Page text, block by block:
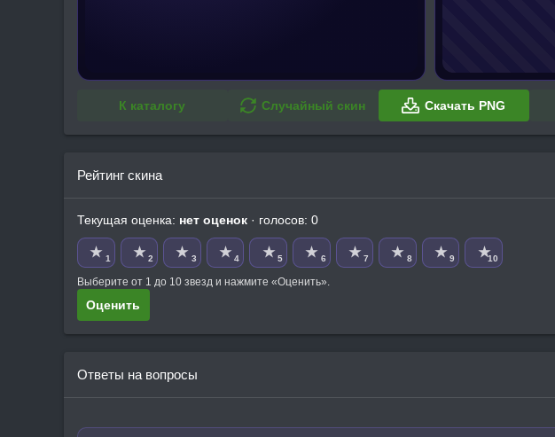
К каталогу Случайный скин Скачать PNG
Рейтинг скина
Текущая оценка: нет оценок · голосов: 0
★ 1 ★ 2 ★ 3 ★ 4 ★ 5 ★ 6 ★ 7 ★ 8 ★ 9 ★10
Выберите от 1 до 10 звезд и нажмите «Оценить».
Оценить
Ответы на вопросы